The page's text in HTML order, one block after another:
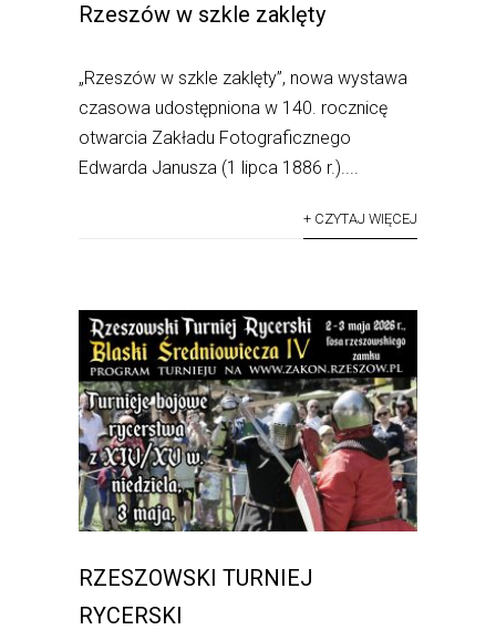
Rzeszów w szkle zaklęty
„Rzeszów w szkle zaklęty”, nowa wystawa
czasowa udostępniona w 140. rocznicę
otwarcia Zakładu Fotograficznego
Edwarda Janusza (1 lipca 1886 r.)....
+ CZYTAJ WIĘCEJ
RZESZOWSKI TURNIEJ
RYCERSKI